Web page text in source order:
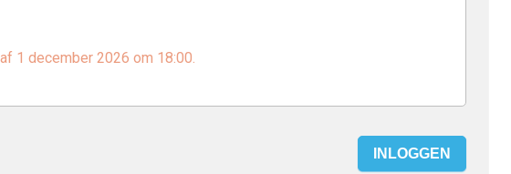
1 december 2026 om 18:00.
INLOGGEN